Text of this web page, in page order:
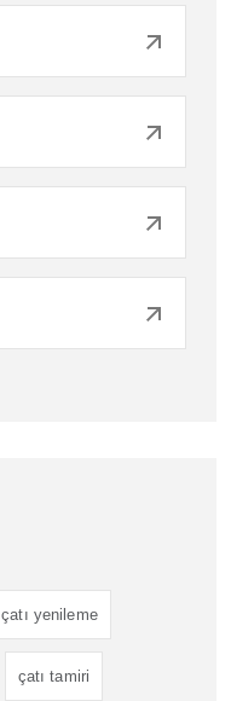
çatı yenileme
çatı tamiri